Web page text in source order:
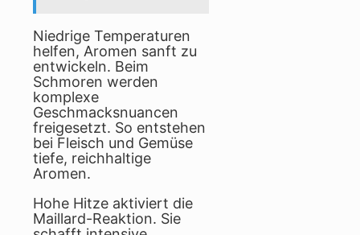
Niedrige Temperaturen
helfen, Aromen sanft zu
entwickeln. Beim
Schmoren werden
komplexe
Geschmacksnuancen
freigesetzt. So entstehen
bei Fleisch und Gemüse
tiefe, reichhaltige
Aromen.
Hohe Hitze aktiviert die
Maillard-Reaktion. Sie